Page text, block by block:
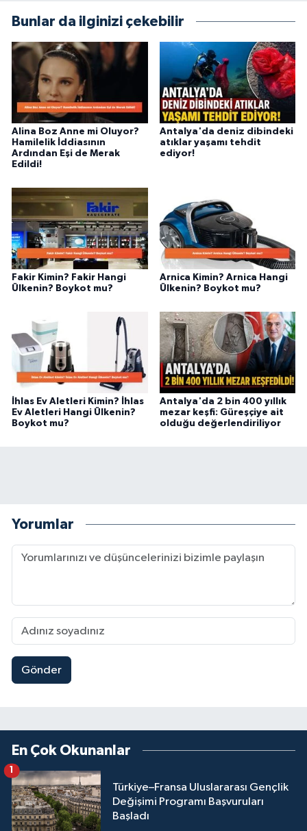
Bunlar da ilginizi çekebilir
Alina Boz Anne mi Oluyor?
Hamilelik İddiasının
Ardından Eşi de Merak
Edildi!
Antalya'da deniz dibindeki
atıklar yaşamı tehdit
ediyor!
Fakir Kimin? Fakir Hangi
Ülkenin? Boykot mu?
Arnica Kimin? Arnica Hangi
Ülkenin? Boykot mu?
İhlas Ev Aletleri Kimin? İhlas
Ev Aletleri Hangi Ülkenin?
Boykot mu?
Antalya'da 2 bin 400 yıllık
mezar keşfi: Güreşçiye ait
olduğu değerlendiriliyor
Yorumlar
Gönder
En Çok Okunanlar
Türkiye–Fransa Uluslararası Gençlik
Değişimi Programı Başvuruları
Başladı
1